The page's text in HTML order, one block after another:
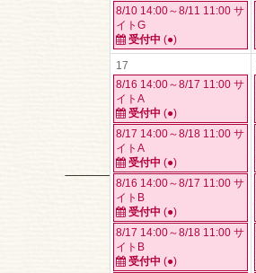
8/10 14:00～8/11 11:00 サ
イトG
受付中 (●)
17
8/16 14:00～8/17 11:00 サ
イトA
受付中 (●)
8/17 14:00～8/18 11:00 サ
イトA
受付中 (●)
8/16 14:00～8/17 11:00 サ
イトB
受付中 (●)
8/17 14:00～8/18 11:00 サ
イトB
受付中 (●)